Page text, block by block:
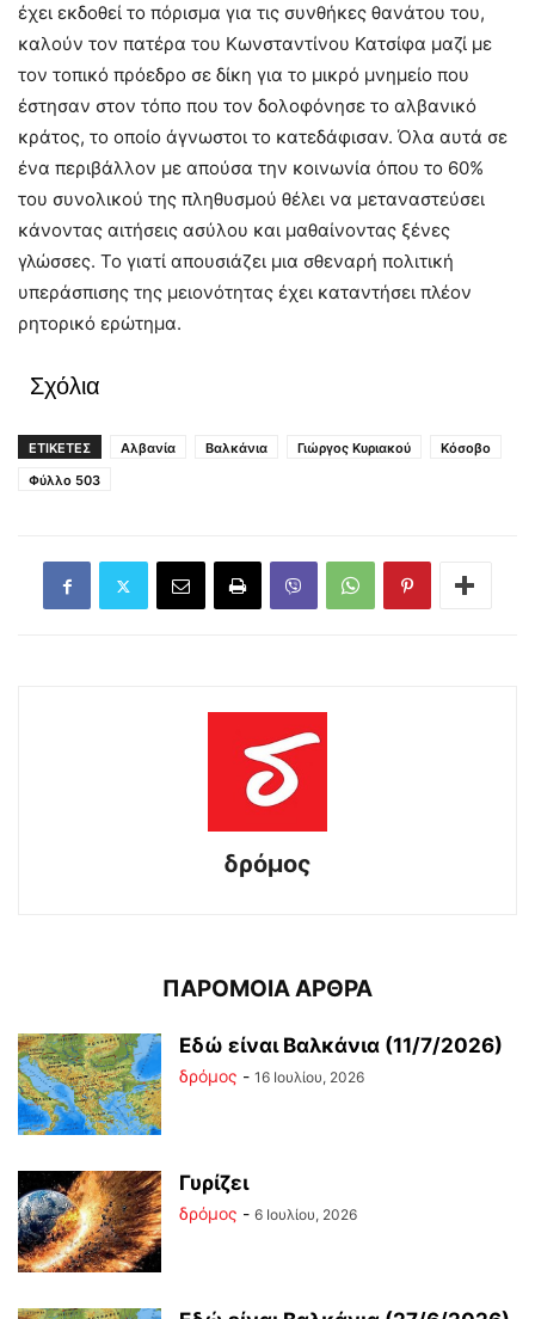
έχει εκδοθεί το πόρισμα για τις συνθήκες θανάτου του,
καλούν τον πατέρα του Κωνσταντίνου Κατσίφα μαζί με
τον τοπικό πρόεδρο σε δίκη για το μικρό μνημείο που
έστησαν στον τόπο που τον δολοφόνησε το αλβανικό
κράτος, το οποίο άγνωστοι το κατεδάφισαν. Όλα αυτά σε
ένα περιβάλλον με απούσα την κοινωνία όπου το 60%
του συνολικού της πληθυσμού θέλει να μεταναστεύσει
κάνοντας αιτήσεις ασύλου και μαθαίνοντας ξένες
γλώσσες. Το γιατί απουσιάζει μια σθεναρή πολιτική
υπεράσπισης της μειονότητας έχει καταντήσει πλέον
ρητορικό ερώτημα.
Σχόλια
ΕΤΙΚΕΤΕΣ Αλβανία Βαλκάνια Γιώργος Κυριακού
Κόσοβο
Φύλλο 503
δρόμος
ΠΑΡΟΜΟΙΑ ΑΡΘΡΑ
Εδώ είναι Βαλκάνια (11/7/2026)
δρόμος - 16 Ιουλίου, 2026
Γυρίζει
δρόμος - 6 Ιουλίου, 2026